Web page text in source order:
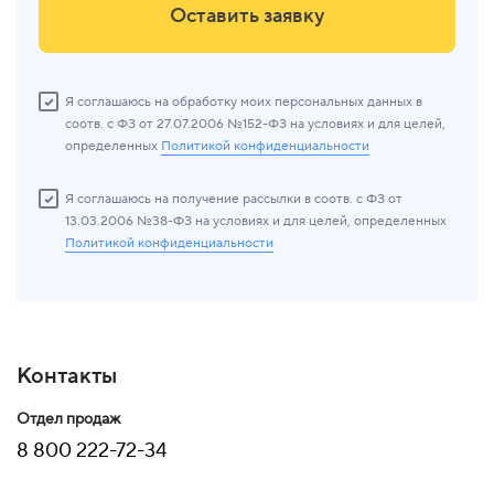
Оставить заявку
Я соглашаюсь на обработку моих персональных данных в
соотв. с ФЗ от 27.07.2006 №152-ФЗ на условиях и для целей,
определенных Политикой конфиденциальности
Я соглашаюсь на получение рассылки в соотв. с ФЗ от
13.03.2006 №38-ФЗ на условиях и для целей, определенных
Политикой конфиденциальности
Контакты
Отдел продаж
8 800 222-72-34